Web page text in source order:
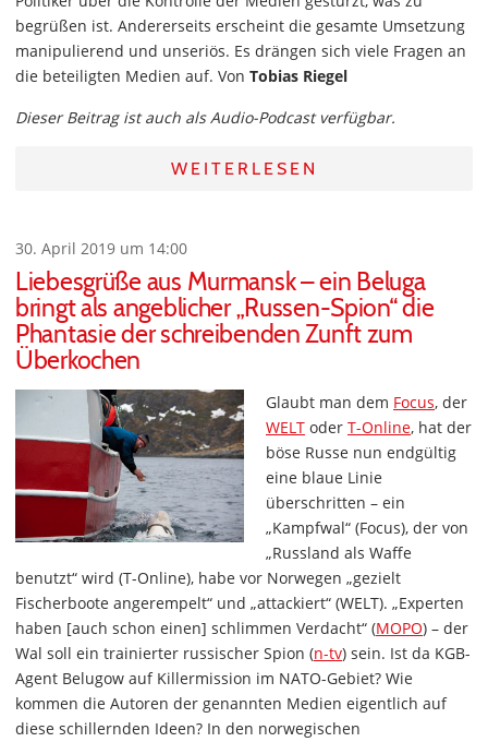
begrüßen ist. Andererseits erscheint die gesamte Umsetzung
manipulierend und unseriös. Es drängen sich viele Fragen an
die beteiligten Medien auf. Von Tobias Riegel
Dieser Beitrag ist auch als Audio-Podcast verfügbar.
WEITERLESEN
30. April 2019 um 14:00
Liebesgrüße aus Murmansk – ein Beluga
bringt als angeblicher „Russen-Spion“ die
Phantasie der schreibenden Zunft zum
Überkochen
Glaubt man dem Focus, der
WELT oder T-Online, hat der
böse Russe nun endgültig
eine blaue Linie
überschritten – ein
„Kampfwal“ (Focus), der von
„Russland als Waffe
benutzt“ wird (T-Online), habe vor Norwegen „gezielt
Fischerboote angerempelt“ und „attackiert“ (WELT). „Experten
haben [auch schon einen] schlimmen Verdacht“ (MOPO) – der
Wal soll ein trainierter russischer Spion (n-tv) sein. Ist da KGB-
Agent Belugow auf Killermission im NATO-Gebiet? Wie
kommen die Autoren der genannten Medien eigentlich auf
diese schillernden Ideen? In den norwegischen